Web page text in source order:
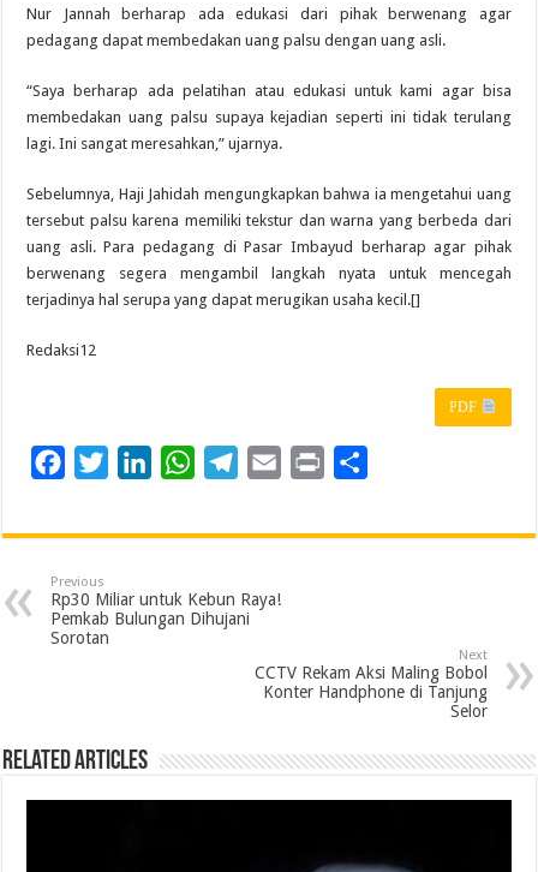
Nur Jannah berharap ada edukasi dari pihak berwenang agar
pedagang dapat membedakan uang palsu dengan uang asli.
“Saya berharap ada pelatihan atau edukasi untuk kami agar bisa
membedakan uang palsu supaya kejadian seperti ini tidak terulang
lagi. Ini sangat meresahkan,” ujarnya.
Sebelumnya, Haji Jahidah mengungkapkan bahwa ia mengetahui uang
tersebut palsu karena memiliki tekstur dan warna yang berbeda dari
uang asli. Para pedagang di Pasar Imbayud berharap agar pihak
berwenang segera mengambil langkah nyata untuk mencegah
terjadinya hal serupa yang dapat merugikan usaha kecil.[]
Redaksi12
PDF
c
b
o
i
t
e
n
e
d
W
a
s
A
l
g
r
a
i
a
Previous
Rp30 Miliar untuk Kebun Raya!
Pemkab Bulungan Dihujani
Sorotan
Next
CCTV Rekam Aksi Maling Bobol
Konter Handphone di Tanjung
Selor
Related Articles